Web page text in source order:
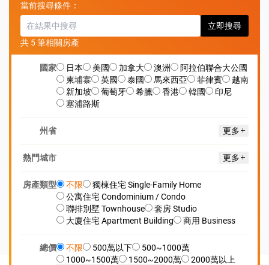
當前搜尋條件：
立即搜尋
共 5 筆相關房產
國家 日本 美國 加拿大 澳洲
阿拉伯聯合大公國
柬埔寨
英國 泰國 馬來西亞 菲律賓
越南
新加坡
葡萄牙 希臘 香港 韓國
印尼
塞浦路斯
州省 更多
熱門城市 更多
房產類型 不限
獨棟住宅 Single-Family Home
公寓住宅 Condominium / Condo
聯排別墅 Townhouse
套房 Studio
大廈住宅 Apartment Building
商用 Business
總價 不限 500萬以下
500~1000萬
1000~1500萬
1500~2000萬
2000萬以上